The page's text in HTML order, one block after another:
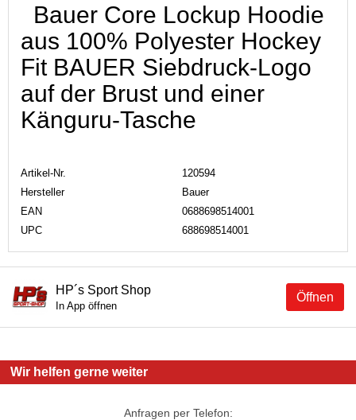
Bauer Core Lockup Hoodie
aus 100% Polyester Hockey
Fit BAUER Siebdruck-Logo
auf der Brust und einer
Känguru-Tasche
Artikel-Nr.
120594
Hersteller
Bauer
EAN
0688698514001
UPC
688698514001
Öffnen
HP´s Sport Shop
In App öffnen
Wir helfen gerne weiter
Anfragen per Telefon: